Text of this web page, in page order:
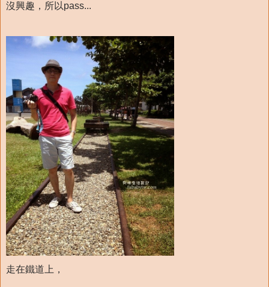
沒興趣，所以pass...
走在鐵道上，